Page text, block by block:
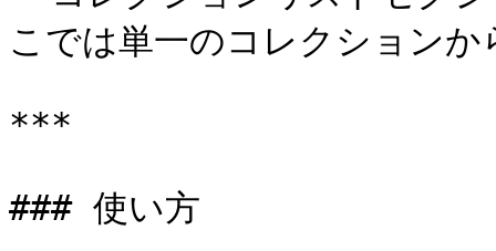
こでは単一のコレクション
***
### 使い方